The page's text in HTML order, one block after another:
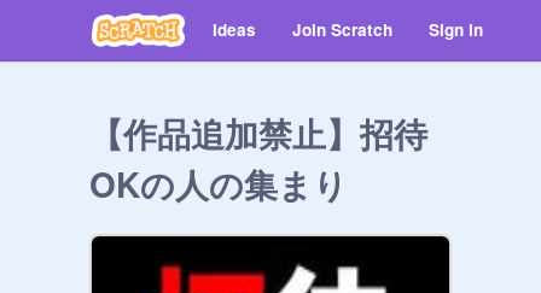
Ideas Join Scratch Sign in
【作品追加禁止】招待
OKの人の集まり